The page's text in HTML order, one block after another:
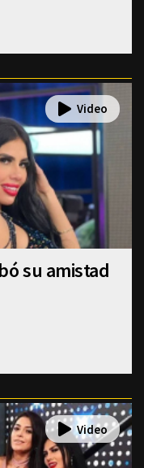
su amistad